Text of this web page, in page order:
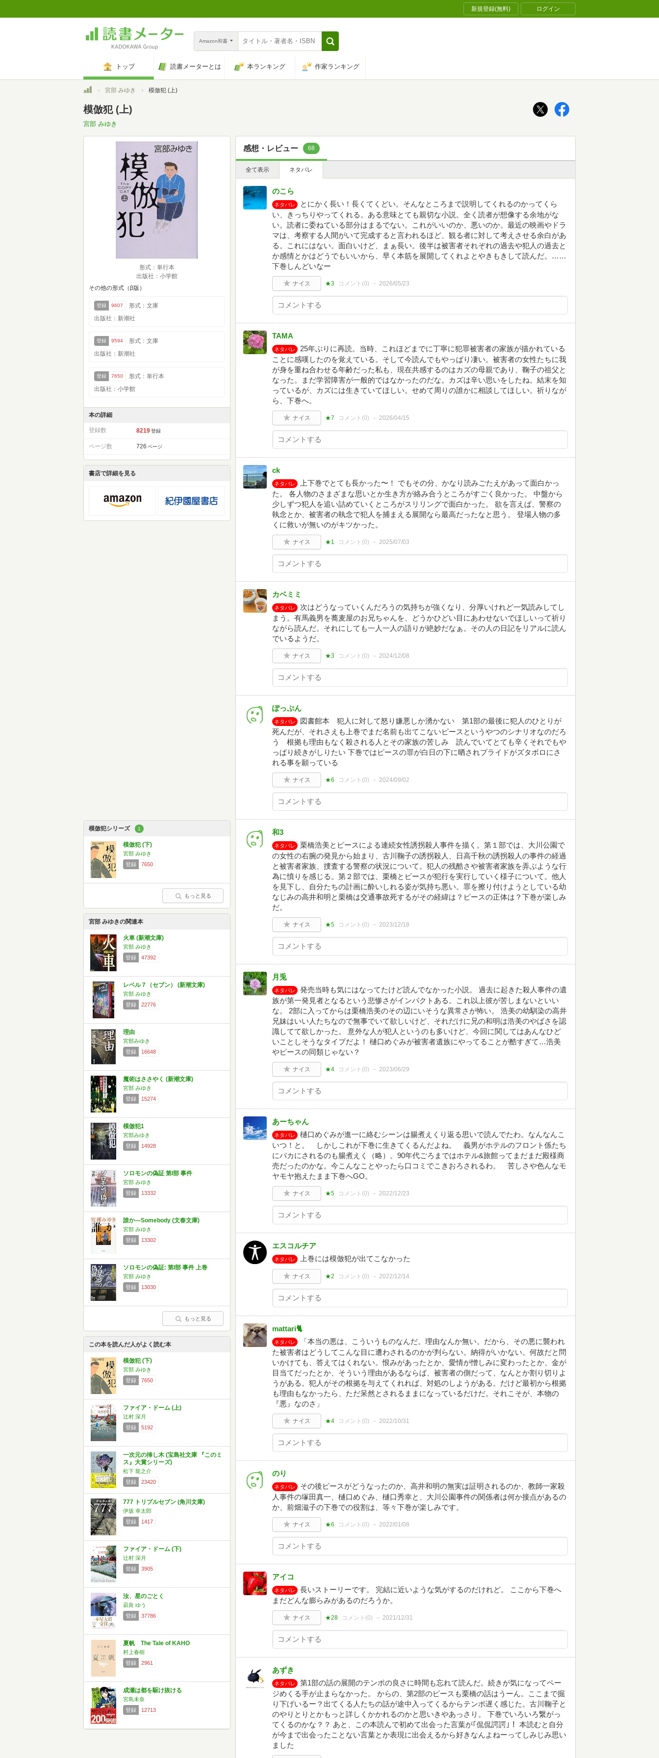
新規登録(無料) ログイン
Amazon和書
トップ 読書メーターとは 本ランキング 作家ランキング
トップ宮部 みゆき 模倣犯 (上)
模倣犯 (上)
宮部 みゆき
形式：単行本
出版社：小学館
その他の形式（β版）
登録 9607
形式：文庫
出版社：新潮社
登録 9594
形式：文庫
出版社：新潮社
登録 7650
形式：単行本
出版社：小学館
本の詳細
登録数 8219 登録
ページ数 726 ページ
書店で詳細を見る
模倣犯シリーズ 1
模倣犯 (下)
宮部 みゆき
登録
7650
もっと見る
宮部 みゆきの関連本
火車 (新潮文庫)
宮部 みゆき
登録
47392
レベル７（セブン） (新潮文庫)
宮部 みゆき
登録
22776
理由
宮部みゆき
登録
16648
魔術はささやく (新潮文庫)
宮部 みゆき
登録
15274
模倣犯1
宮部みゆき
登録
14928
ソロモンの偽証 第I部 事件
宮部 みゆき
登録
13332
誰か―Somebody (文春文庫)
宮部 みゆき
登録
13302
ソロモンの偽証: 第I部 事件 上巻
宮部 みゆき
登録
13030
もっと見る
この本を読んだ人がよく読む本
模倣犯 (下)
宮部 みゆき
登録
7650
ファイア・ドーム (上)
辻村 深月
登録
5192
一次元の挿し木 (宝島社文庫 『このミ
ス』大賞シリーズ)
松下 龍之介
登録
23420
777 トリプルセブン (角川文庫)
伊坂 幸太郎
登録
1417
ファイア・ドーム (下)
辻村 深月
登録
3905
汝、星のごとく
凪良 ゆう
登録
37786
夏帆 The Tale of KAHO
村上春樹
登録
2961
成瀬は都を駆け抜ける
宮島未奈
登録
12713
感想・レビュー 68
全て表示 ネタバレ
のこら
ネタバレ
とにかく長い！長くてくどい。そんなところまで説明してくれるのかってくら
い、きっちりやってくれる。ある意味とても親切な小説。全く読者が想像する余地がな
い。読者に委ねている部分はまるでない。これがいいのか、悪いのか。最近の映画やドラ
マは、考察する人間がいて完成すると言われるほど、観る者に対して考えさせる余白があ
る。これにはない。面白いけど、まぁ長い。後半は被害者それぞれの過去や犯人の過去と
か感情とかはどうでもいいから、早く本筋を展開してくれよとやきもきして読んだ。……
下巻しんどいなー
ナイス ★3 コメント(0) 2026/05/23
TAMA
ネタバレ
25年ぶりに再読。当時、これほどまでに丁寧に犯罪被害者の家族が描かれている
ことに感嘆したのを覚えている。そして今読んでもやっぱり凄い。被害者の女性たちに我
が身を重ね合わせる年齢だった私も、現在共感するのはカズの母親であり、鞠子の祖父と
なった。まだ学習障害が一般的ではなかったのだな。カズは辛い思いをしたね。結末を知
っているが、カズには生きていてほしい。せめて周りの誰かに相談してほしい。祈りなが
ら、下巻へ。
ナイス ★7 コメント(0) 2026/04/15
ck
ネタバレ
上下巻でとても長かった〜！ でもその分、かなり読みごたえがあって面白かっ
た。 各人物のさまざまな思いとか生き方が絡み合うところがすごく良かった。 中盤から
少しずつ犯人を追い詰めていくところがスリリングで面白かった。 欲を言えば、警察の
執念とか、被害者の執念で犯人を捕まえる展開なら最高だったなと思う。 登場人物の多
くに救いが無いのがキツかった。
ナイス ★1 コメント(0) 2025/07/03
カベミミ
ネタバレ
次はどうなっていくんだろうの気持ちが強くなり、分厚いけれど一気読みしてし
まう。有馬義男を蕎麦屋のお兄ちゃんを、どうかひどい目にあわせないでほしいって祈り
ながら読んだ。それにしても一人一人の語りが絶妙だなぁ。その人の日記をリアルに読ん
でいるようだ。
ナイス ★3 コメント(0) 2024/12/08
ぽっぷん
ネタバレ
図書館本 犯人に対して怒り嫌悪しか湧かない 第1部の最後に犯人のひとりが
死んだが、それさえも上巻でまだ名前も出てこないピースというやつのシナリオなのだろ
う 根拠も理由もなく殺される人とその家族の苦しみ 読んでいてとても辛くそれでもや
っぱり続きがしりたい 下巻ではピースの罪が白日の下に晒されプライドがズタボロにさ
れる事を願っている
ナイス ★6 コメント(0) 2024/09/02
和3
ネタバレ
栗橋浩美とピースによる連続女性誘拐殺人事件を描く。第１部では、大川公園で
の女性の右腕の発見から始まり、古川鞠子の誘拐殺人、日高千秋の誘拐殺人の事件の経過
と被害者家族、捜査する警察の状況について。犯人の残酷さや被害者家族を弄ぶような行
為に憤りを感じる。第２部では、栗橋とピースが犯行を実行していく様子について。他人
を見下し、自分たちの計画に酔いしれる姿が気持ち悪い。罪を擦り付けようとしている幼
なじみの高井和明と栗橋は交通事故死するがその経緯は？ピースの正体は？下巻が楽しみ
だ。
ナイス ★5 コメント(0) 2023/12/18
月兎
ネタバレ
発売当時も気にはなってたけど読んでなかった小説。 過去に起きた殺人事件の遺
族が第一発見者となるという悲惨さがインパクトある。これ以上彼が苦しまないといい
な。 2部に入ってからは栗橋浩美のその辺にいそうな異常さが怖い。 浩美の幼馴染の高井
兄妹はいい人たちなので無事でいて欲しいけど、それだけに兄の和明は浩美のやばさを認
識してて欲しかった。 意外な人が犯人というのも多いけど、今回に関してはあんなひど
いことしそうなタイプだよ！ 樋口めぐみが被害者遺族にやってることが酷すぎて…浩美
やピースの同類じゃない？
ナイス ★4 コメント(0) 2023/06/29
あーちゃん
ネタバレ
樋口めぐみが進一に絡むシーンは腸煮えくり返る思いで読んでたわ。なんなんこ
いつ！と。 しかしこれが下巻に生きてくるんだよね。 義男がホテルのフロント係たち
にバカにされるのも腸煮えく（略）。90年代ごろまではホテル&旅館ってまだまだ殿様商
売だったのかな。今こんなことやったら口コミでこきおろされるわ。 苦しさや色んなモ
ヤモヤ抱えたまま下巻へGO。
ナイス ★5 コメント(0) 2022/12/23
エスコルチア
ネタバレ 上巻には模倣犯が出てこなかった
ナイス ★2 コメント(0) 2022/12/14
mattari🐈
ネタバレ
「本当の悪は、こういうものなんだ。理由なんか無い。だから、その悪に襲われ
た被害者はどうしてこんな目に遭わされるのかが判らない。納得がいかない。何故だと問
いかけても、答えてはくれない。恨みがあったとか、愛情が憎しみに変わったとか、金が
目当てだったとか、そういう理由があるならば、被害者の側だって、なんとか割り切りよ
うがある。犯人がその根拠を与えてくれれば、対処のしようがある。だけど最初から根拠
も理由もなかったら、ただ呆然とされるままになっているだけだ。それこそが、本物の
『悪』なのさ」
ナイス ★4 コメント(0) 2022/10/31
のり
ネタバレ
その後ピースがどうなったのか、高井和明の無実は証明されるのか、教師一家殺
人事件の塚田真一、樋口めぐみ、樋口秀幸と、大川公園事件の関係者は何か接点があるの
か、前畑滋子の下巻での役割は、等々下巻が楽しみです。
ナイス ★6 コメント(0) 2022/01/08
アイコ
ネタバレ
長いストーリーです。 完結に近いような気がするのだけれど。 ここから下巻へ
まだどんな膨らみがあるのだろうか。
ナイス ★28 コメント(0) 2021/12/31
あずき
ネタバレ
第1部の話の展開のテンポの良さに時間も忘れて読んだ。続きが気になってペー
ジめくる手が止まらなかった。 からの、第2部のピースも栗橋の話はうーん。ここまで掘
り下げいるー？出てくる人たちの話が途中入ってくるからテンポ遅く感じた。古川鞠子と
のやりとりとかもっと詳しくかかれるのかと思いきやあっさり。 下巻でいろいろ繋がっ
てくるのかな？？ あと、この本読んで初めて出会った言葉が｢侃侃諤諤｣！ 本読むと自分
が今まで出会ったことない言葉とか表現に出会えるから好きなんよねーってしみじみ思い
ました